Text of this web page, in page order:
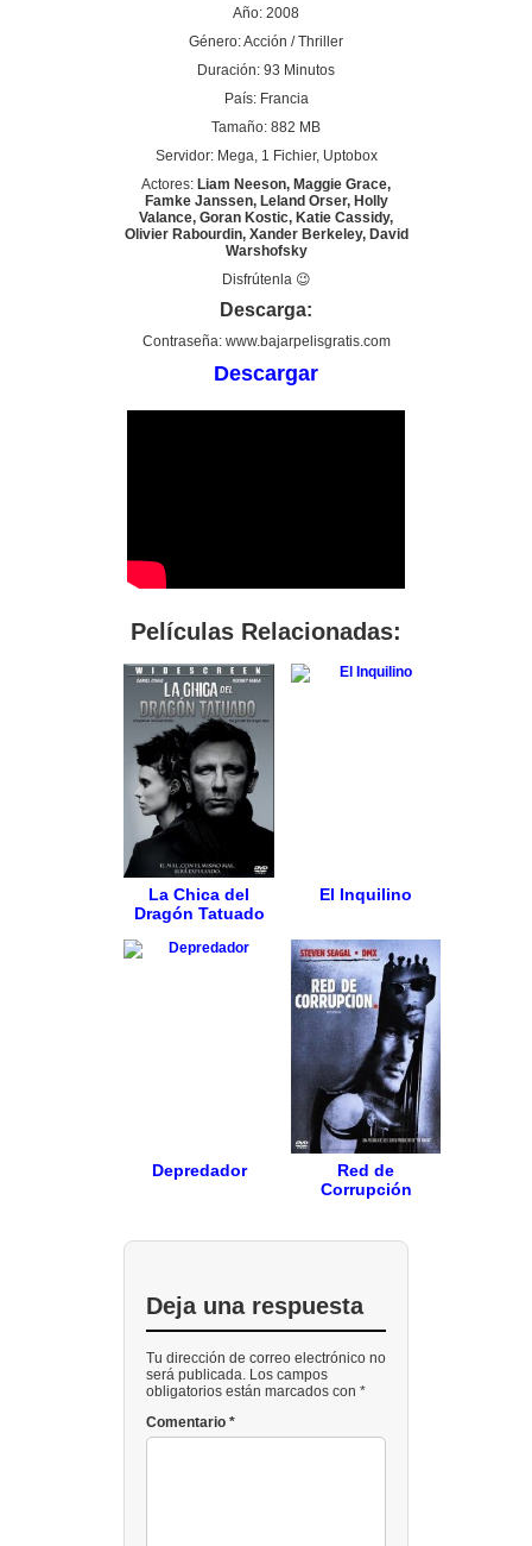
Año: 2008
Género: Acción / Thriller
Duración: 93 Minutos
País: Francia
Tamaño: 882 MB
Servidor: Mega, 1 Fichier, Uptobox
Actores: Liam Neeson, Maggie Grace,
Famke Janssen, Leland Orser, Holly
Valance, Goran Kostic, Katie Cassidy,
Olivier Rabourdin, Xander Berkeley, David
Warshofsky
Disfrútenla 😉
Descarga:
Contraseña: www.bajarpelisgratis.com
Descargar
Películas Relacionadas:
La Chica del
Dragón Tatuado
El Inquilino
Depredador
Red de
Corrupción
Deja una respuesta
Tu dirección de correo electrónico no
será publicada. Los campos
obligatorios están marcados con *
Comentario *